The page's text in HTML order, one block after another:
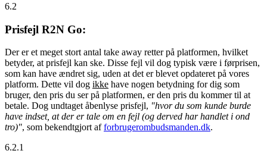
6.2
Prisfejl R2N Go:
Der er et meget stort antal take away retter på platformen, hvilket
betyder, at prisfejl kan ske. Disse fejl vil dog typisk være i førprisen,
som kan have ændret sig, uden at det er blevet opdateret på vores
platform. Dette vil dog ikke have nogen betydning for dig som
bruger, den pris du ser på platformen, er den pris du kommer til at
betale. Dog undtaget åbenlyse prisfejl, "hvor du som kunde burde
have indset, at der er tale om en fejl (og derved har handlet i ond
tro)", som bekendtgjort afforbrugerombudsmanden.dk.
6.2.1